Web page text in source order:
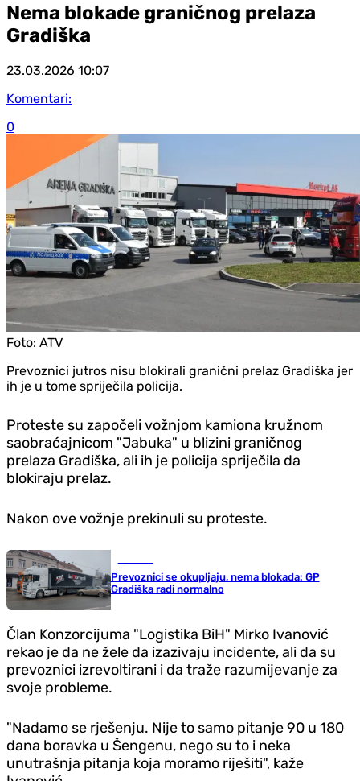
Nema blokade graničnog prelaza
Gradiška
23.03.2026 10:07
Komentari:
0
Foto: ATV
Prevoznici jutros nisu blokirali granični prelaz Gradiška jer
ih je u tome spriječila policija.
Proteste su započeli vožnjom kamiona kružnom
saobraćajnicom "Jabuka" u blizini graničnog
prelaza Gradiška, ali ih je policija spriječila da
blokiraju prelaz.
Nakon ove vožnje prekinuli su proteste.
Prevoznici se okupljaju, nema blokada: GP
Gradiška radi normalno
Član Konzorcijuma "Logistika BiH" Mirko Ivanović
rekao je da ne žele da izazivaju incidente, ali da su
prevoznici izrevoltirani i da traže razumijevanje za
svoje probleme.
"Nadamo se rješenju. Nije to samo pitanje 90 u 180
dana boravka u Šengenu, nego su to i neka
unutrašnja pitanja koja moramo riješiti", kaže